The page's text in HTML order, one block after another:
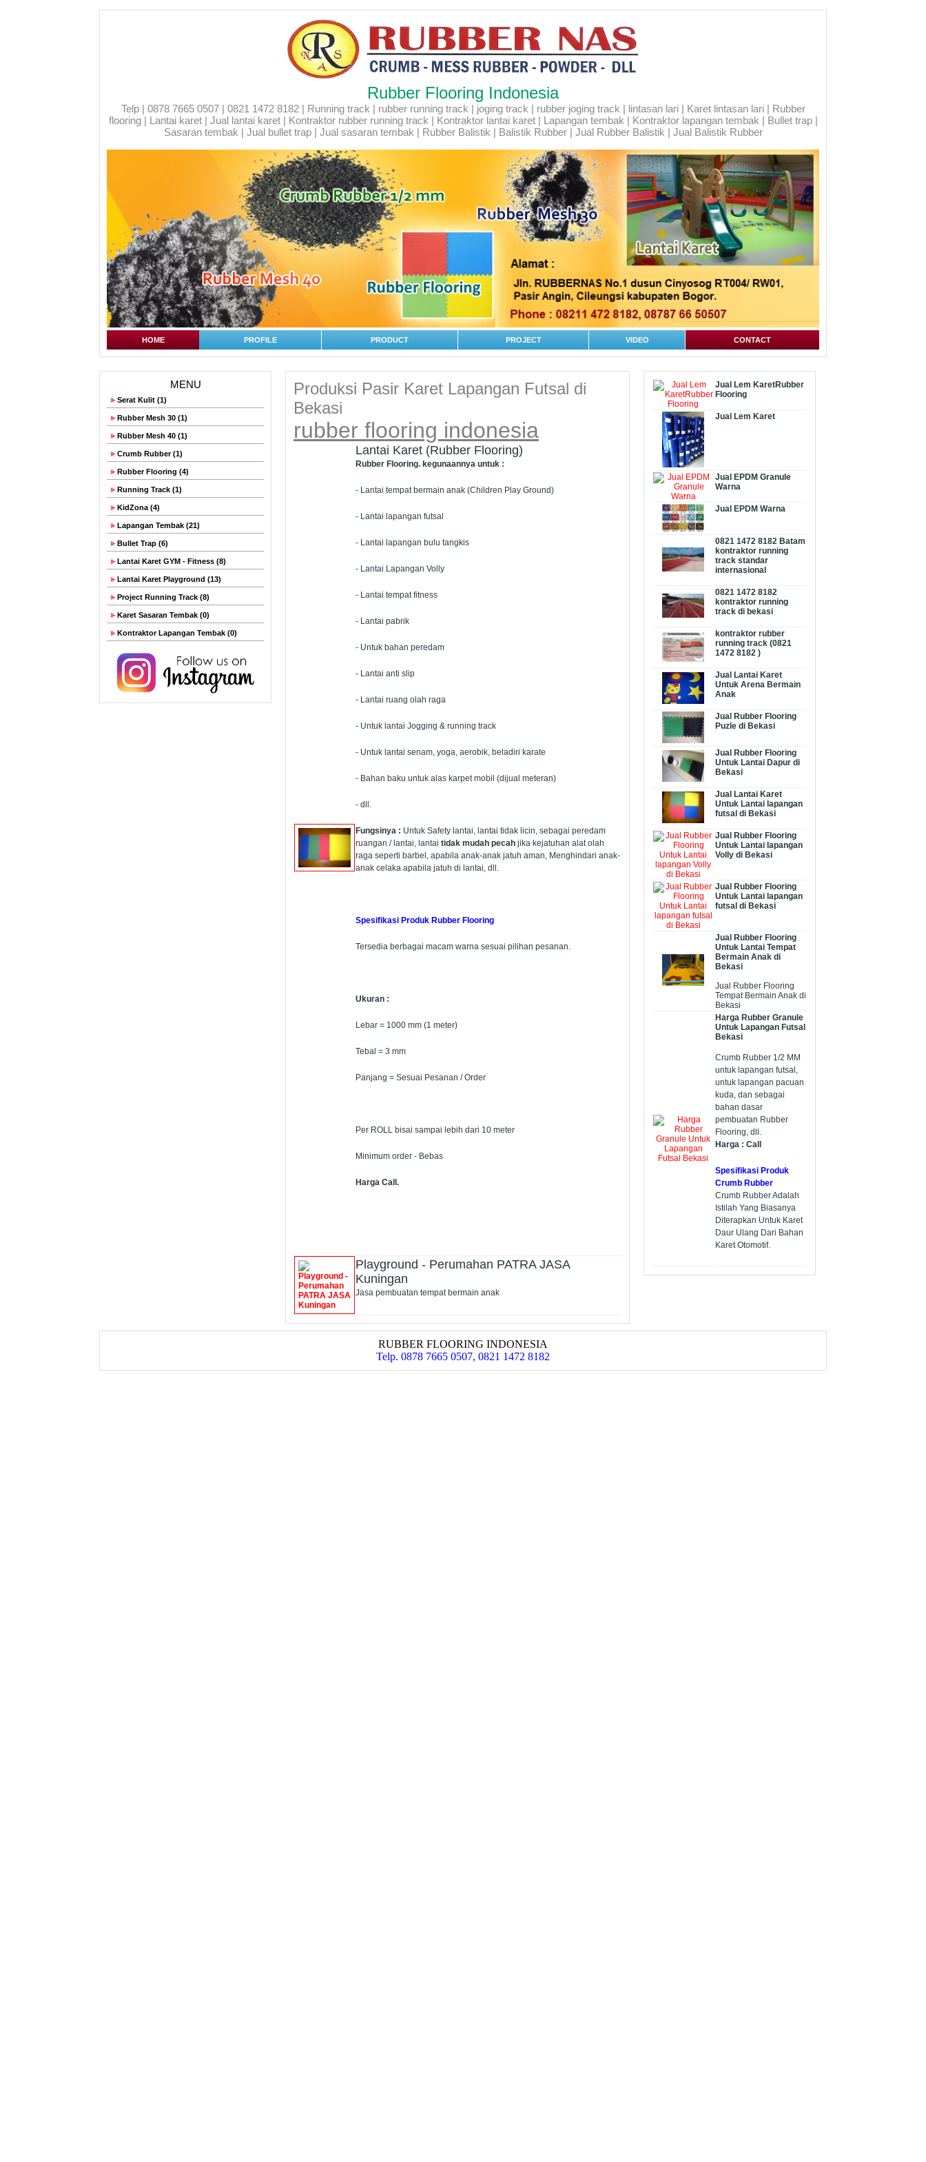
Rubber Flooring Indonesia
Telp | 0878 7665 0507 | 0821 1472 8182 | Running track | rubber running track | joging track | rubber joging track | lintasan lari | Karet lintasan lari | Rubber
flooring | Lantai karet | Jual lantai karet | Kontraktor rubber running track | Kontraktor lantai karet | Lapangan tembak | Kontraktor lapangan tembak | Bullet trap |
Sasaran tembak | Jual bullet trap | Jual sasaran tembak | Rubber Balistik | Balistik Rubber | Jual Rubber Balistik | Jual Balistik Rubber
HOME PROFILE PRODUCT PROJECT VIDEO CONTACT
MENU
Serat Kulit (1)
Rubber Mesh 30 (1)
Rubber Mesh 40 (1)
Crumb Rubber (1)
Rubber Flooring (4)
Running Track (1)
KidZona (4)
Lapangan Tembak (21)
Bullet Trap (6)
Lantai Karet GYM - Fitness (8)
Lantai Karet Playground (13)
Project Running Track (8)
Karet Sasaran Tembak (0)
Kontraktor Lapangan Tembak (0)
Produksi Pasir Karet Lapangan Futsal di
Bekasi
rubber flooring indonesia
Lantai Karet (Rubber Flooring)
Rubber Flooring. kegunaannya untuk :
- Lantai tempat bermain anak (Children Play Ground)
- Lantai lapangan futsal
- Lantai lapangan bulu tangkis
- Lantai Lapangan Volly
- Lantai tempat fitness
- Lantai pabrik
- Untuk bahan peredam
- Lantai anti slip
- Lantai ruang olah raga
- Untuk lantai Jogging & running track
- Untuk lantai senam, yoga, aerobik, beladiri karate
- Bahan baku untuk alas karpet mobil (dijual meteran)
- dll.
Fungsinya : Untuk Safety lantai, lantai tidak licin, sebagai peredam
ruangan / lantai, lantai tidak mudah pecah jika kejatuhan alat olah
raga seperti barbel, apabila anak-anak jatuh aman, Menghindari anak-
anak celaka apabila jatuh di lantai, dll.
Spesifikasi Produk Rubber Flooring
Tersedia berbagai macam warna sesuai pilihan pesanan.
Ukuran :
Lebar = 1000 mm (1 meter)
Tebal = 3 mm
Panjang = Sesuai Pesanan / Order
Per ROLL bisai sampai lebih dari 10 meter
Minimum order - Bebas
Harga Call.
Playground - Perumahan PATRA JASA
Kuningan
Jasa pembuatan tempat bermain anak
Jual Lem KaretRubber
Flooring
Jual Lem Karet
Jual EPDM Granule
Warna
Jual EPDM Warna
0821 1472 8182 Batam
kontraktor running
track standar
internasional
0821 1472 8182
kontraktor running
track di bekasi
kontraktor rubber
running track (0821
1472 8182 )
Jual Lantai Karet
Untuk Arena Bermain
Anak
Jual Rubber Flooring
Puzle di Bekasi
Jual Rubber Flooring
Untuk Lantai Dapur di
Bekasi
Jual Lantai Karet
Untuk Lantai lapangan
futsal di Bekasi
Jual Rubber Flooring
Untuk Lantai lapangan
Volly di Bekasi
Jual Rubber Flooring
Untuk Lantai lapangan
futsal di Bekasi
Jual Rubber Flooring
Untuk Lantai Tempat
Bermain Anak di
Bekasi
Jual Rubber Flooring
Tempat Bermain Anak di
Bekasi
Harga Rubber Granule
Untuk Lapangan Futsal
Bekasi
Crumb Rubber 1/2 MM
untuk lapangan futsal,
untuk lapangan pacuan
kuda, dan sebagai
bahan dasar
pembuatan Rubber
Flooring, dll.
Harga : Call
Spesifikasi Produk
Crumb Rubber
Crumb Rubber Adalah
Istilah Yang Biasanya
Diterapkan Untuk Karet
Daur Ulang Dari Bahan
Karet Otomotif.
RUBBER FLOORING INDONESIA
Telp. 0878 7665 0507, 0821 1472 8182